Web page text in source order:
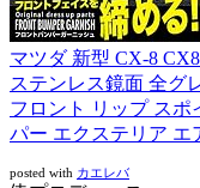
マツダ 新型 CX-8
ステンレス鏡面 全グ
フロント リップ スポ
パー エクステリア エ
posted with カエレバ